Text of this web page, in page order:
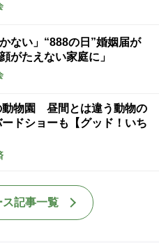
かない」“888の日”婚姻届が
がたえない家庭に」
動物園 昼間とは違う動物の
ドショーも【グッド！いち
記事一覧